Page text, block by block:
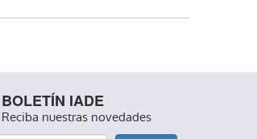
BOLETÍN IADE
Reciba nuestras novedades